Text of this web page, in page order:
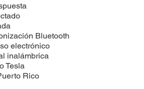
Bluetooth
electrónico
inalámbrica
Tesla
Rico